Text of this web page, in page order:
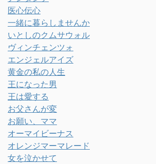
医心伝心
一緒に暮らしませんか
いとしのクムサウォル
ヴィンチェンツォ
エンジェルアイズ
黄金の私の人生
王になった男
王は愛する
お父さんが変
お願い、ママ
オーマイビーナス
オレンジマーマレード
女を泣かせて